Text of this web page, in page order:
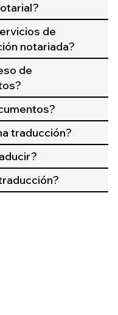
de
notariada?
de
traducción?